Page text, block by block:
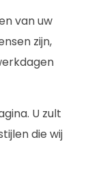
van uw
zijn,
U zult
die wij